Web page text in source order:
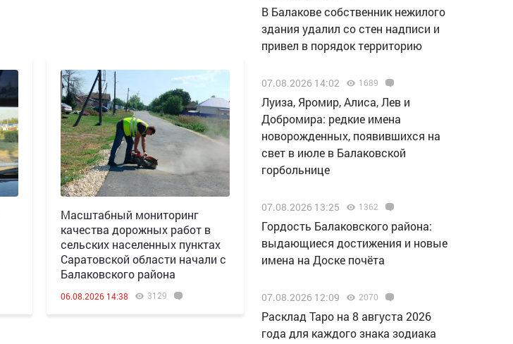
Масштабный мониторинг
качества дорожных работ в
сельских населенных пунктах
Саратовской области начали с
Балаковского района
06.08.2026 14:38 3129
В Балакове собственник нежилого
здания удалил со стен надписи и
привел в порядок территорию
07.08.2026 14:02 1689
Луиза, Яромир, Алиса, Лев и
Добромира: редкие имена
новорожденных, появившихся на
свет в июле в Балаковской
горбольнице
07.08.2026 13:25 1362
Гордость Балаковского района:
выдающиеся достижения и новые
имена на Доске почёта
07.08.2026 12:09 2070
Расклад Таро на 8 августа 2026
года для каждого знака зодиака